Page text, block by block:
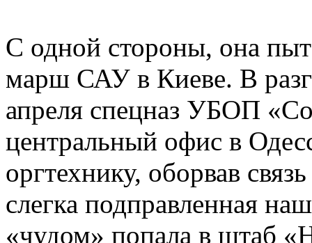
С одной стороны, она
марш САУ в Киеве. В
апреля спецназ УБОП
центральный офис в
оргтехнику, оборвав
слегка подправленная
«чудом» попала в штаб